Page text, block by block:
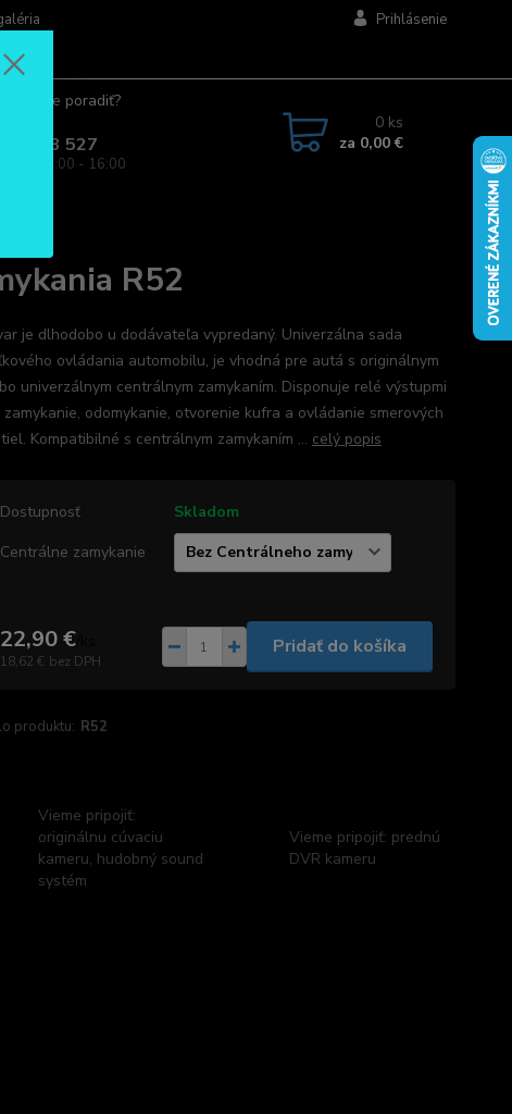
Prihlásenie
poradiť?
963 527
- Pia: 08:00 - 16:00
0 ks
za 0,00 €
R52
je dlhodobo u dodávateľa vypredaný. Univerzálna sada
ovládania automobilu, je vhodná pre autá s originálnym
univerzálnym centrálnym zamykaním. Disponuje relé výstupmi
zamykanie, odomykanie, otvorenie kufra a ovládanie smerových
Kompatibilné s centrálnym zamykaním ... celý popis
Dostupnosť
Skladom
Centrálne zamykanie
22,90 €/
18,62 € bez DPH
Pridať do košíka
produktu: R52
Vieme pripojiť:
originálnu cúvaciu
kameru, hudobný sound
systém
Vieme pripojiť: prednú
DVR kameru